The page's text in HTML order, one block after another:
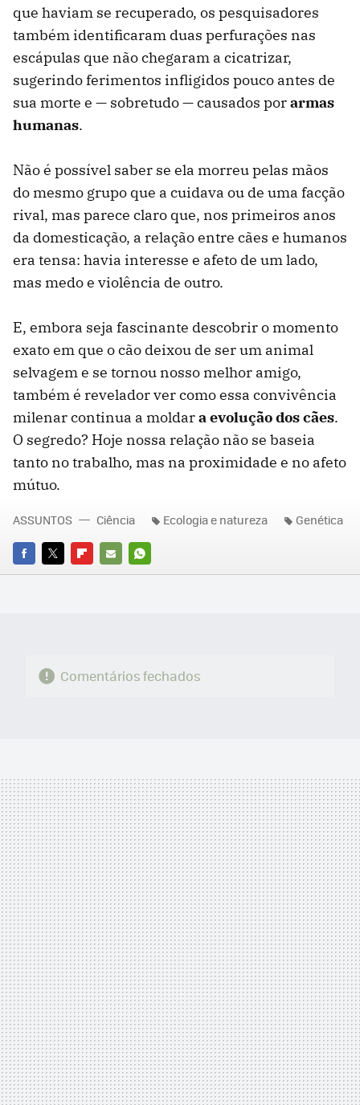
que haviam se recuperado, os pesquisadores
também identificaram duas perfurações nas
escápulas que não chegaram a cicatrizar,
sugerindo ferimentos infligidos pouco antes de
sua morte e — sobretudo — causados porarmas
humanas.
Não é possível saber se ela morreu pelas mãos
do mesmo grupo que a cuidava ou de uma facção
rival, mas parece claro que, nos primeiros anos
da domesticação, a relação entre cães e humanos
era tensa: havia interesse e afeto de um lado,
mas medo e violência de outro.
E, embora seja fascinante descobrir o momento
exato em que o cão deixou de ser um animal
selvagem e se tornou nosso melhor amigo,
também é revelador ver como essa convivência
milenar continua a moldara evolução dos cães.
O segredo? Hoje nossa relação não se baseia
tanto no trabalho, mas na proximidade e no afeto
mútuo.
FACEBOOK
TWITTERFLIPBOARD
E-
WHATSAPP
ASSUNTOS Ciência Ecologia e natureza Genética
Comentários fechados